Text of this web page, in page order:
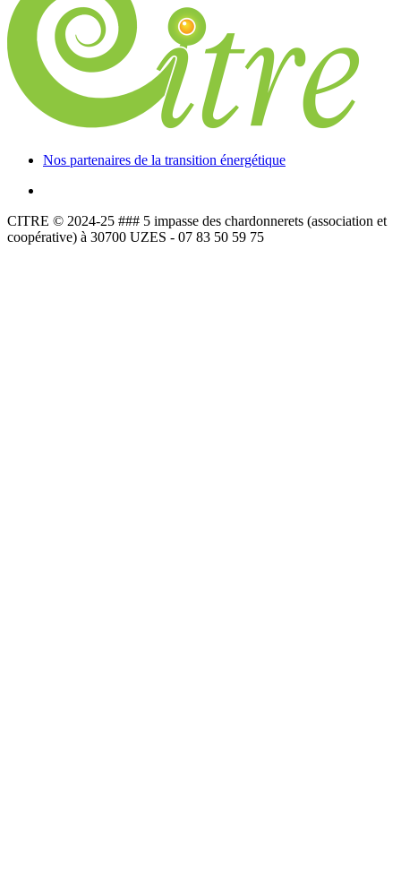
Nos partenaires de la transition énergétique
CITRE © 2024-25 ### 5 impasse des chardonnerets (association et
coopérative) à 30700 UZES - 07 83 50 59 75